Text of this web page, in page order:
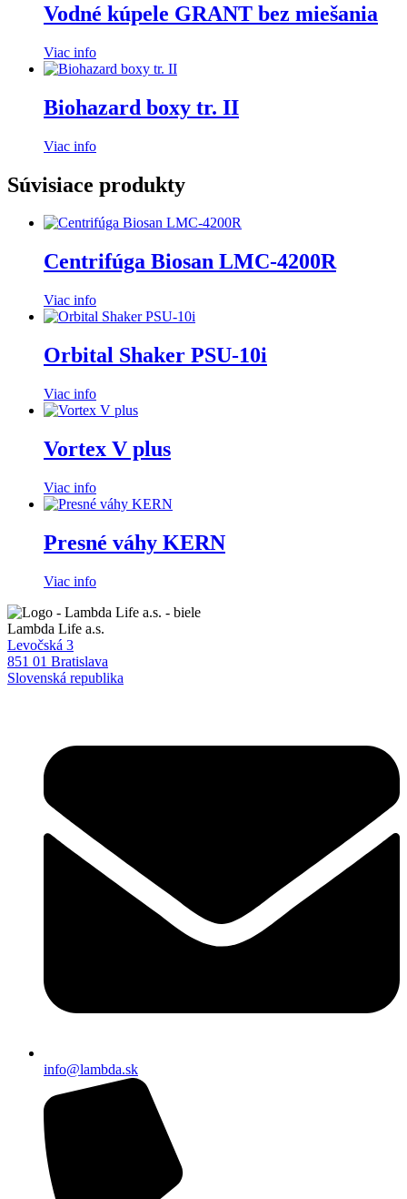
Vodné kúpele GRANT bez miešania
Viac info
Biohazard boxy tr. II
Viac info
Súvisiace produkty
Centrifúga Biosan LMC-4200R
Viac info
Orbital Shaker PSU-10i
Viac info
Vortex V plus
Viac info
Presné váhy KERN
Viac info
Lambda Life a.s.
Levočská 3
851 01 Bratislava
Slovenská republika
info@lambda.sk